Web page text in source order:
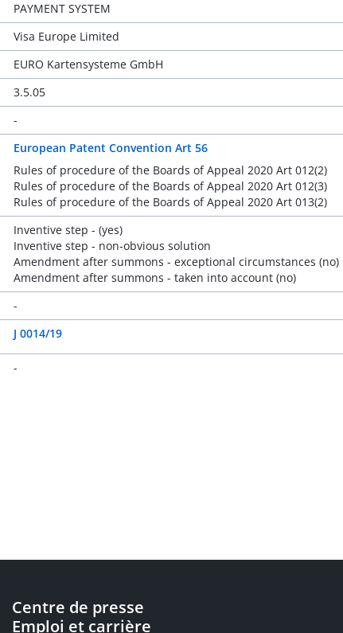
PAYMENT SYSTEM
Visa Europe Limited
EURO Kartensysteme GmbH
3.5.05
-
European Patent Convention Art 56
Rules of procedure of the Boards of Appeal 2020 Art 012(2)
Rules of procedure of the Boards of Appeal 2020 Art 012(3)
Rules of procedure of the Boards of Appeal 2020 Art 013(2)
Inventive step - (yes)
Inventive step - non-obvious solution
Amendment after summons - exceptional circumstances (no)
Amendment after summons - taken into account (no)
-
J 0014/19
-
Centre de presse
Emploi et carrière